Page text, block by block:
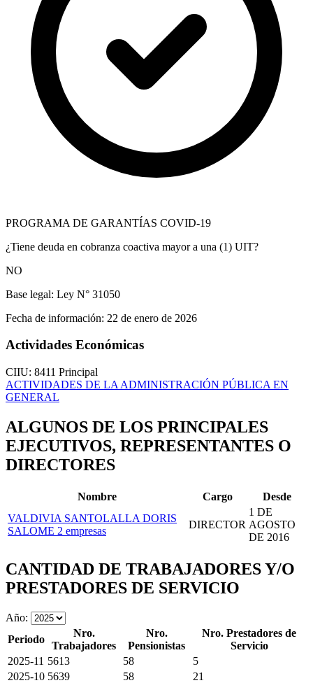
PROGRAMA DE GARANTÍAS COVID-19
¿Tiene deuda en cobranza coactiva mayor a una (1) UIT?
NO
Base legal: Ley N° 31050
Fecha de información: 22 de enero de 2026
Actividades Económicas
CIIU: 8411 Principal
ACTIVIDADES DE LA ADMINISTRACIÓN PÚBLICA EN
GENERAL
ALGUNOS DE LOS PRINCIPALES
EJECUTIVOS, REPRESENTANTES O
DIRECTORES
Nombre Cargo
Desde
VALDIVIA SANTOLALLA DORIS
SALOME 2 empresas
DIRECTOR
1 DE
AGOSTO
DE 2016
CANTIDAD DE TRABAJADORES Y/O
PRESTADORES DE SERVICIO
Año:
Periodo
Nro.
Trabajadores
Nro.
Pensionistas
Nro. Prestadores de
Servicio
2025-11 5613 58
5
2025-10 5639 58
21